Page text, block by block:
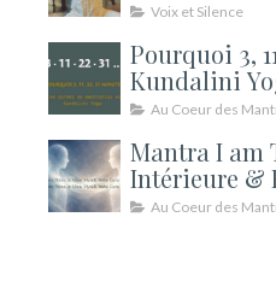
Voix et Silence
Pourquoi 3,
Kundalini
méditation
Au Coeur des
Mantra I am
Intérieure &
Kundalini
Au Coeur des